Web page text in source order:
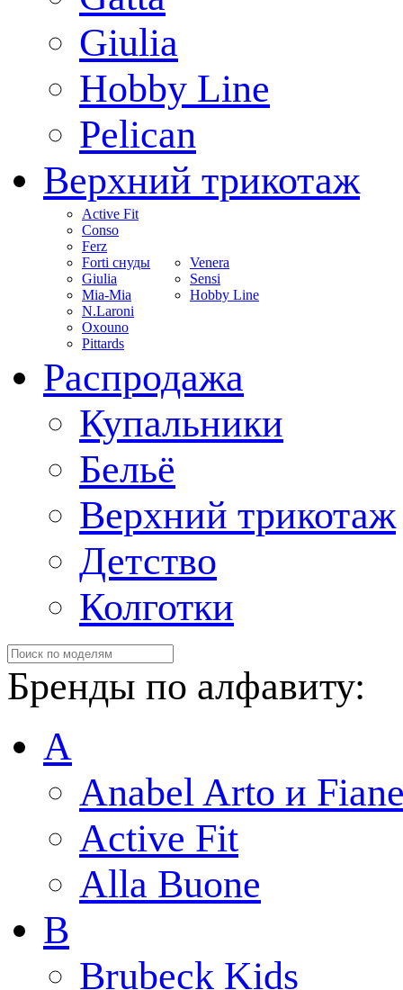
Giulia
Hobby Line
Pelican
Верхний трикотаж
Active Fit
Conso
Ferz
Forti снуды
Giulia
Mia-Mia
N.Laroni
Oxouno
Pittards
Venera
Sensi
Hobby Line
Распродажа
Купальники
Бельё
Верхний трикотаж
Детство
Колготки
Бренды по алфавиту:
A
Anabel Arto и
Active Fit
Alla Buone
B
Brubeck Kids